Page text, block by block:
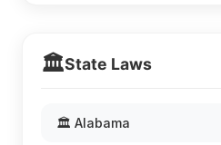
🏛️State Laws
🏛️ Alabama